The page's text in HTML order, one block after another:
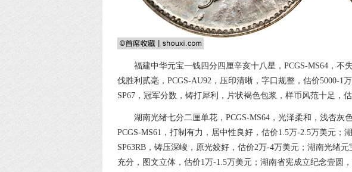
福建中华元宝一钱四分四厘辛亥十八星，PCGS-MS64，不
伐胜利贰毫，PCGS-AU92，压印清晰，字口规整，估价5000-1万
SP67，冠军分数，铸打犀利，片状褐色包浆，样币风范十足，估
湖南光绪七分二厘单花，PCGS-MS64，光泽柔和，浅杏灰
PCGS-MS61，打制有力，居中性良好，估价1.5万-2.5万美元；
SP63RB，铸压深峻，原光姣好，估价2万-4万美元；湖南光绪
充分，图文立体，估价1万-1.5万美元；湖南省宪成立纪念壹圆